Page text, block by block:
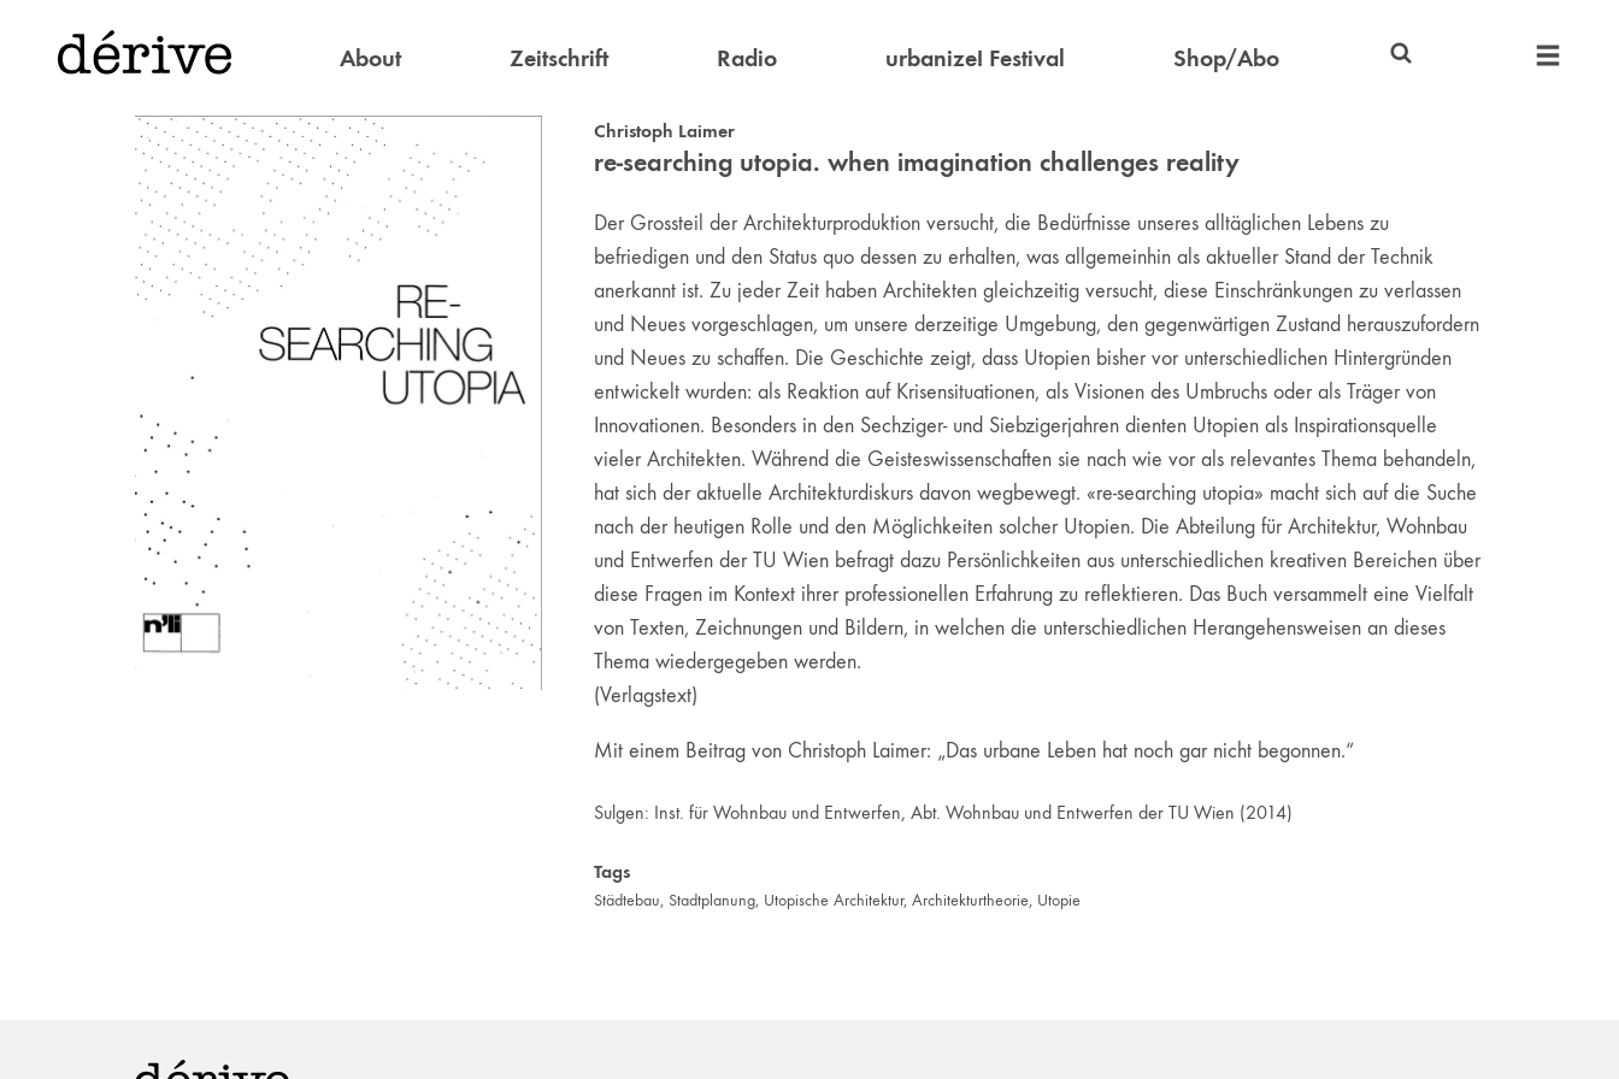
About Zeitschrift Radio urbanize! Festival Shop/Abo
Christoph Laimer
re-searching utopia. when imagination challenges reality
Der Grossteil der Architekturproduktion versucht, die Bedürfnisse unseres alltäglichen Lebens zu
befriedigen und den Status quo dessen zu erhalten, was allgemeinhin als aktueller Stand der Technik
anerkannt ist. Zu jeder Zeit haben Architekten gleichzeitig versucht, diese Einschränkungen zu verlassen
und Neues vorgeschlagen, um unsere derzeitige Umgebung, den gegenwärtigen Zustand herauszufordern
und Neues zu schaffen. Die Geschichte zeigt, dass Utopien bisher vor unterschiedlichen Hintergründen
entwickelt wurden: als Reaktion auf Krisensituationen, als Visionen des Umbruchs oder als Träger von
Innovationen. Besonders in den Sechziger- und Siebzigerjahren dienten Utopien als Inspirationsquelle
vieler Architekten. Während die Geisteswissenschaften sie nach wie vor als relevantes Thema behandeln,
hat sich der aktuelle Architekturdiskurs davon wegbewegt. «re-searching utopia» macht sich auf die Suche
nach der heutigen Rolle und den Möglichkeiten solcher Utopien. Die Abteilung für Architektur, Wohnbau
und Entwerfen der TU Wien befragt dazu Persönlichkeiten aus unterschiedlichen kreativen Bereichen über
diese Fragen im Kontext ihrer professionellen Erfahrung zu reflektieren. Das Buch versammelt eine Vielfalt
von Texten, Zeichnungen und Bildern, in welchen die unterschiedlichen Herangehensweisen an dieses
Thema wiedergegeben werden.
(Verlagstext)
Mit einem Beitrag von Christoph Laimer: „Das urbane Leben hat noch gar nicht begonnen.“
Sulgen: Inst. für Wohnbau und Entwerfen, Abt. Wohnbau und Entwerfen der TU Wien (2014)
Tags
Städtebau, Stadtplanung, Utopische Architektur, Architekturtheorie, Utopie